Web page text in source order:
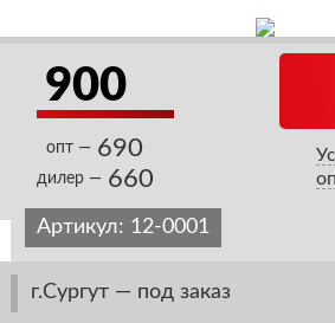
900
опт — 690
дилер — 660
Артикул: 12-0001
г.Сургут — под заказ